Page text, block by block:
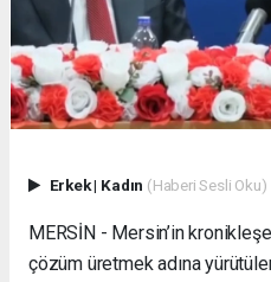
Erkek| Kadın (Haberi Sesli Oku)
MERSİN - Mersin’in
çözüm üretmek adına